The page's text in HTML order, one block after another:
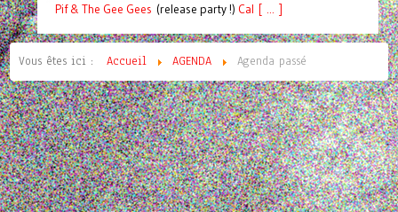
Pif& The Gee Gees (release party !) Cal [ ... ]
Vous êtes ici : Accueil AGENDA Agenda passé